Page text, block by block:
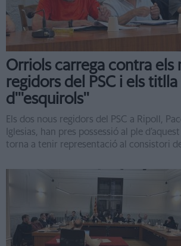
Orriols carrega contra els
regidors del PSC i els titlla
d'''esquirols''
Els dos nous regidors del PSC a Ripoll,
Iglesias, han pres possessió al ple
torna a tenir representació al consistori